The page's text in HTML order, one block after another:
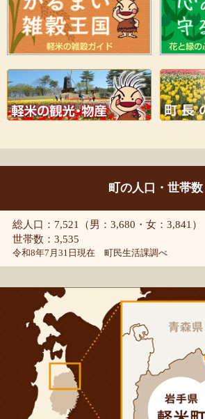
町の人口・世帯数
総人口：7,521（男：3,680・女：3,841）
世帯数：3,535
令和8年7月31日現在 町民生活課調べ